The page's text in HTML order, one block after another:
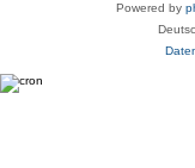
Powered by